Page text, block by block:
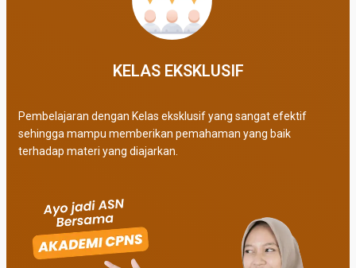
KELAS EKSKLUSIF​
Pembelajaran dengan Kelas eksklusif yang sangat efektif
sehingga mampu memberikan pemahaman yang baik
terhadap materi yang diajarkan.